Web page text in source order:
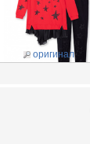
оригинал